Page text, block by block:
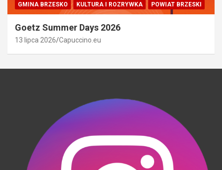
GMINA BRZESKO KULTURA I ROZRYWKA POWIAT BRZESKI
Goetz Summer Days 2026
13 lipca 2026 Capuccino.eu